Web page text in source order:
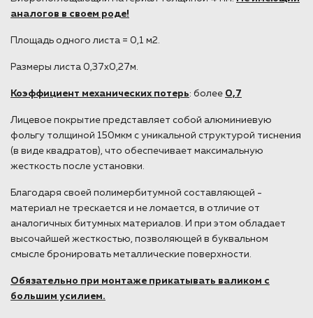
аналогов в своем роде!
Площадь одного листа = 0,1 м2.
Размеры листа 0,37х0,27м.
Коэффициент механических потерь: более 0,7
Лицевое покрытие представляет собой алюминиевую
фольгу толщиной 150мкм с уникальной структурой тиснения
(в виде квадратов), что обеспечивает максимальную
жесткость после установки.
Благодаря своей полимербитумной составляющей -
материал не трескается и не ломается, в отличие от
аналогичных битумных материалов. И при этом обладает
высочайшей жесткостью, позволяющей в буквальном
смысле бронировать металлические поверхности.
Обязательно при монтаже прикатывать валиком с
большим усилием.